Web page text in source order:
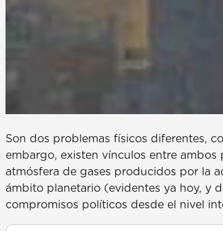
Son dos problemas físicos diferentes,
embargo, existen vínculos entre ambos
atmósfera de gases producidos por la
ámbito planetario (evidentes ya hoy, y
compromisos políticos desde el nivel